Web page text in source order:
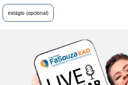
estágio (opcional)